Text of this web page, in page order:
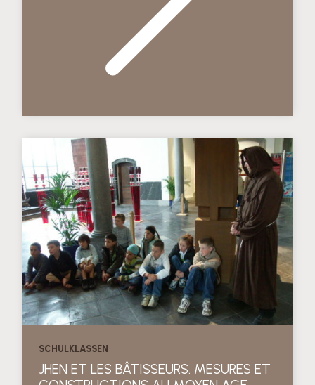
SCHULKLASSEN
JHEN ET LES BÂTISSEURS. MESURES ET